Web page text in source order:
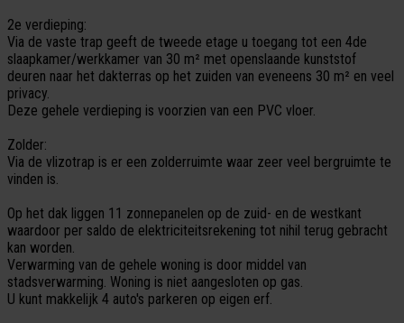
2e verdieping:
Via de vaste trap geeft de tweede etage u toegang tot een 4de
slaapkamer/werkkamer van 30 m² met openslaande kunststof
deuren naar het dakterras op het zuiden van eveneens 30 m² en veel
privacy.
Deze gehele verdieping is voorzien van een PVC vloer.
Zolder:
Via de vlizotrap is er een zolderruimte waar zeer veel bergruimte te
vinden is.
Op het dak liggen 11 zonnepanelen op de zuid- en de westkant
waardoor per saldo de elektriciteitsrekening tot nihil terug gebracht
kan worden.
Verwarming van de gehele woning is door middel van
stadsverwarming. Woning is niet aangesloten op gas.
U kunt makkelijk 4 auto's parkeren op eigen erf.